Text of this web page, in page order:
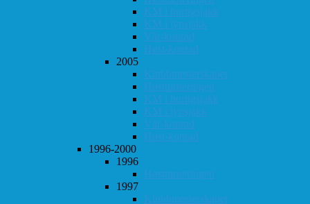
KM i hurtigsjakk
KM i lynsjakk
Vår-konrad
Høst-konrad
2005
Klubbmesterskapet
Høstturneringen
KM i hurtigsjakk
KM i lynsjakk
Vår-konrad
Høst-konrad
1996-2000
1996
Høstturneringen
1997
Klubbmesterskapet